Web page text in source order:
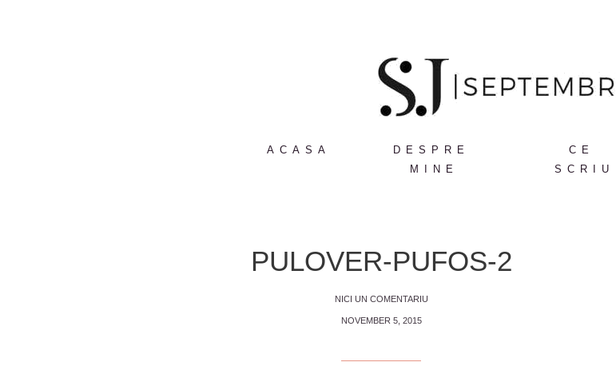
ACASA
DESPRE
MINE
CE
SCRIU
PULOVER-PUFOS-2
NICI UN COMENTARIU
NOVEMBER 5, 2015